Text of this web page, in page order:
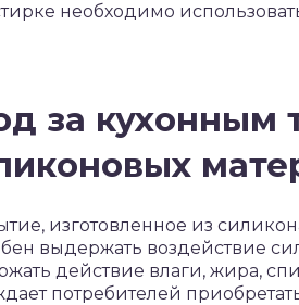
необходимо
за кухонным
изготовленное из
выдержать воздействие
действие влаги, жира,
потребителей